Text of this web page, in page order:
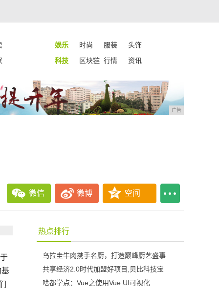
娱乐 时尚 服装
头饰
科技 区块链 行情 资讯
广告
微信 微博 空间
热点排行
乌拉圭牛肉携手名厨，打造巅峰厨艺盛事
共享经济2.0时代加盟好项目,贝比科技宝
啥都学点：Vue之使用Vue UI可视化